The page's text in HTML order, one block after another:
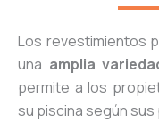
Los revestimientos
una amplia
permite a los
su piscina según